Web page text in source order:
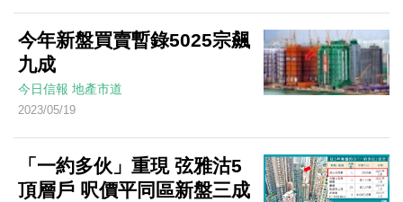
今年新盤買賣暫錄5025宗飆
九成
今日信報 地產市道
2023/05/19
「一約多伙」重現 弦雅沽5
頂層戶 呎價平同區新盤三成